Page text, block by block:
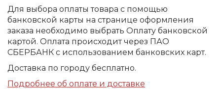
Для выбора оплаты товара с помощью
банковской карты на странице оформления
заказа необходимо выбрать Оплату банковской
картой. Оплата происходит через ПАО
СБЕРБАНК с использованием банковских карт.
Доставка по городу бесплатно.
Подробнее об оплате и доставке